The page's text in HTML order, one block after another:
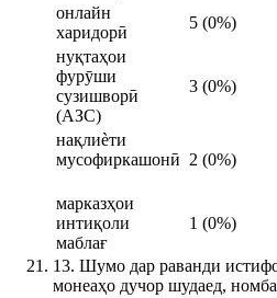
онлайн
харидорӣ
5 (0%)
нуқтаҳои
фурӯши
сузишворӣ
(АЗС)
3 (0%)
нақлиѐти
мусофиркашонӣ 2 (0%)
марказҳои
интиқоли
маблағ
1 (0%)
13. Шумо дар раванди
монеаҳо дучор шудаед,